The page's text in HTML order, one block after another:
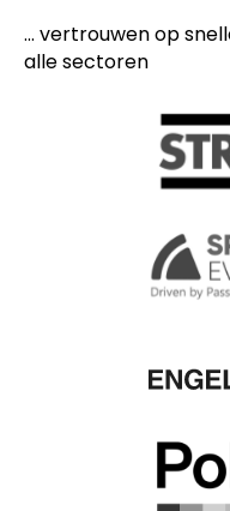
... vertrouwen op
alle sectoren